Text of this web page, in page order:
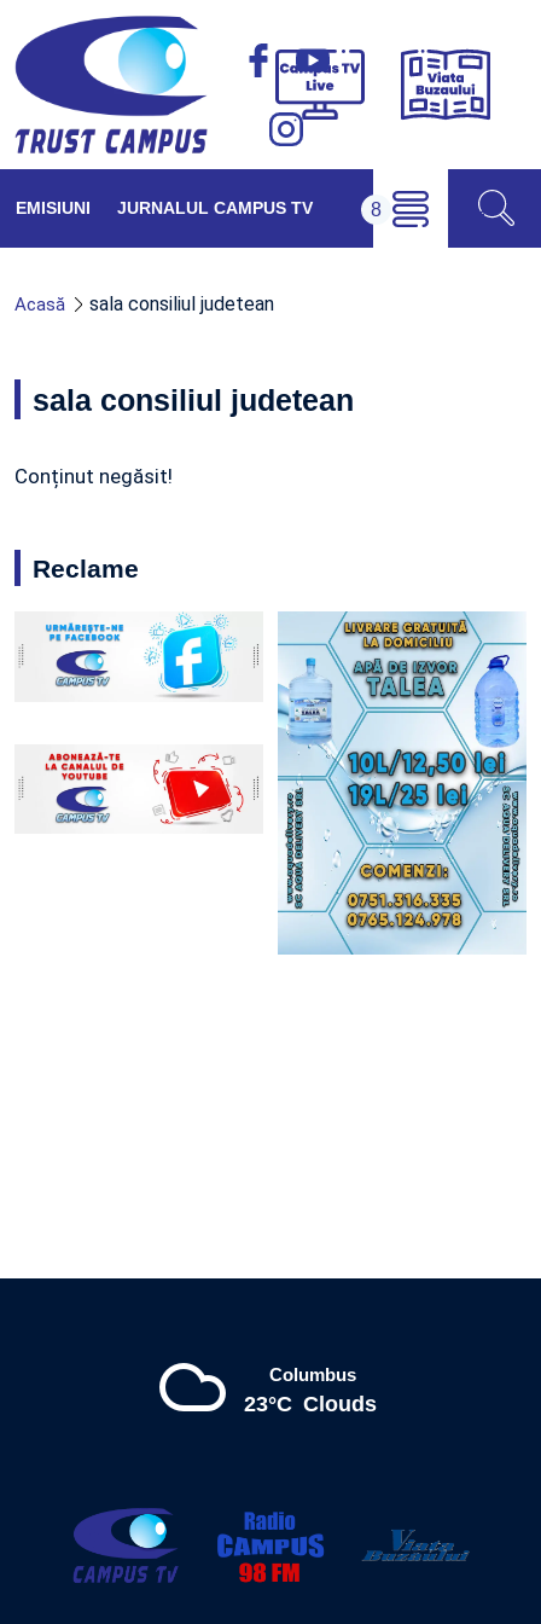
Campus
Viața
EMISIUNI JURNALUL CAMPUS TV
Acasă sala consiliul judetean
sala consiliul judetean
Conținut negăsit!
Reclame
Columbus
23°C Clouds